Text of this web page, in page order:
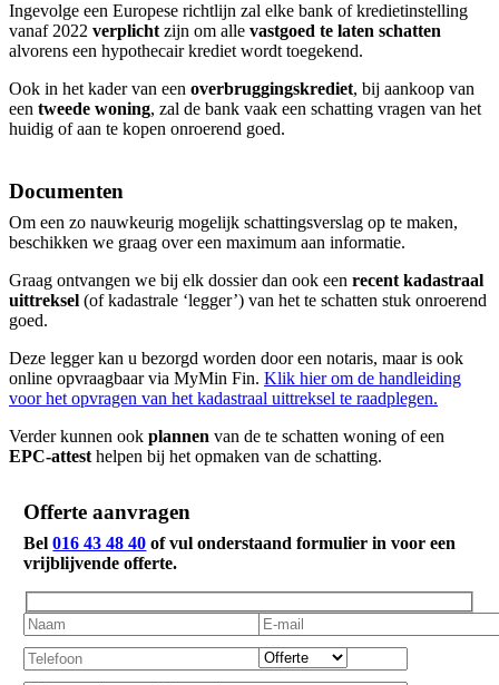
Ingevolge een Europese richtlijn zal elke bank of kredietinstelling
vanaf 2022 verplichtzijn om alle vastgoed te laten schatten
alvorens een hypothecair krediet wordt toegekend.
Ook in het kader van een overbruggingskrediet, bij aankoop van
een tweede woning, zal de bank vaak een schatting vragen van het
huidig of aan te kopen onroerend goed.
Documenten
Om een zo nauwkeurig mogelijk schattingsverslag op te maken,
beschikken we graag over een maximum aan informatie.
Graag ontvangen we bij elk dossier dan ook een recent kadastraal
uittreksel (of kadastrale ‘legger’) van het te schatten stuk onroerend
goed.
Deze legger kan u bezorgd worden door een notaris, maar is ook
online opvraagbaar via MyMin Fin. Klik hier om de handleiding
voor het opvragen van het kadastraal uittreksel te raadplegen.
Verder kunnen ook plannen van de te schatten woning of een
EPC-attesthelpen bij het opmaken van de schatting.
Offerte aanvragen
Bel016 43 48 40 of vul onderstaand formulier in voor een
vrijblijvende offerte.